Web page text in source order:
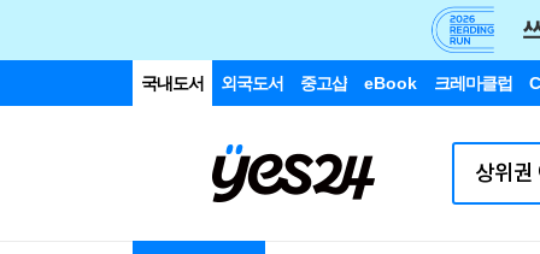
국내도서 외국도서 중고샵 eBook 크레마클럽